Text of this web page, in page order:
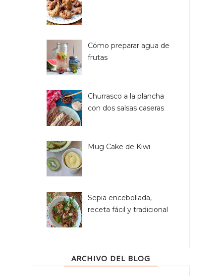
Cómo preparar agua de
frutas
Churrasco a la plancha
con dos salsas caseras
Mug Cake de Kiwi
Sepia encebollada,
receta fácil y tradicional
ARCHIVO DEL BLOG